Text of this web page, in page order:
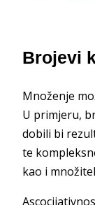
Brojevi
Množenje
U primjeru,
dobili bi
te
kao i